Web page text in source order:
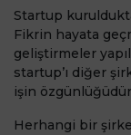
Startup
Fikrin hayata
geliştirmeler
startup’ı diğer
işin
Herhangi bir